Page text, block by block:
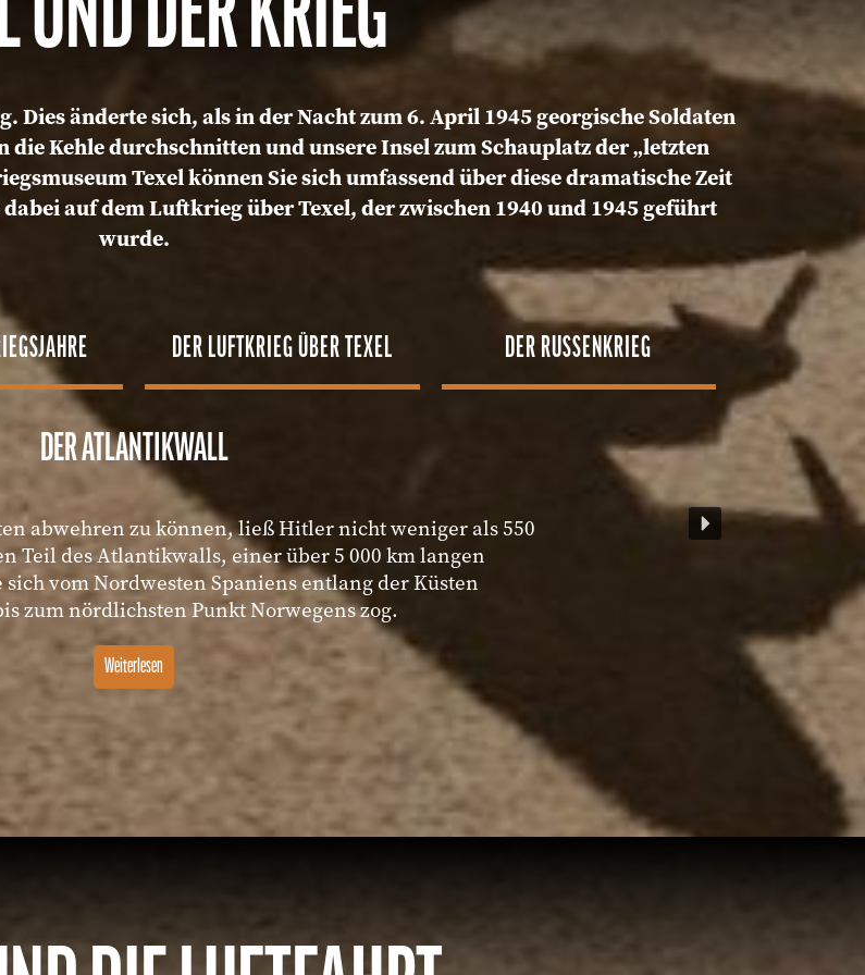
änderte sich, als in der Nacht zum 6. April 1945 georgische Soldaten
Kehle durchschnitten und unsere Insel zum Schauplatz der „letzten
Texel können Sie sich umfassend über diese dramatische Zeit
auf dem Luftkrieg über Texel, der zwischen 1940 und 1945 geführt
wurde.
DER LUFTKRIEG ÜBER TEXEL DER RUSSENKRIEG
DER ATLANTIKWALL
abwehren zu können, ließ Hitler nicht weniger als 550
Teil des Atlantikwalls, einer über 5 000 km langen
vom Nordwesten Spaniens entlang der Küsten
zum nördlichsten Punkt Norwegens zog.
Weiterlesen